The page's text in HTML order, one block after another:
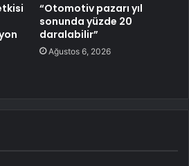
“Otomotiv pazarı yıl
sonunda yüzde 20
daralabilir”
Ağustos 6, 2026